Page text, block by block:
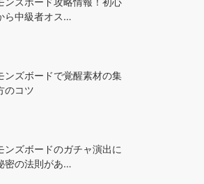
ら中級者オス…
ンズボードで覚醒素材の集
のコツ
ンズボードのガチャ演出に
密の法則があ…